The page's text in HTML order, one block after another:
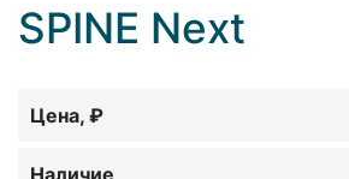
SPINE Next
Цена, ₽
Наличие